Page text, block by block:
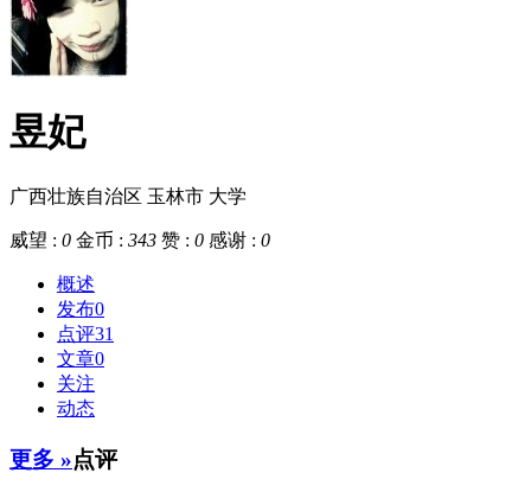
昱妃
广西壮族自治区 玉林市 大学
威望 : 0 金币 : 343 赞 : 0 感谢 : 0
概述
发布0
点评31
文章0
关注
动态
更多 »点评